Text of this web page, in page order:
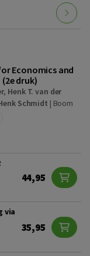
Economics and
druk)
, Henk T. van der
Schmidt | Boom
44,95
via
35,95